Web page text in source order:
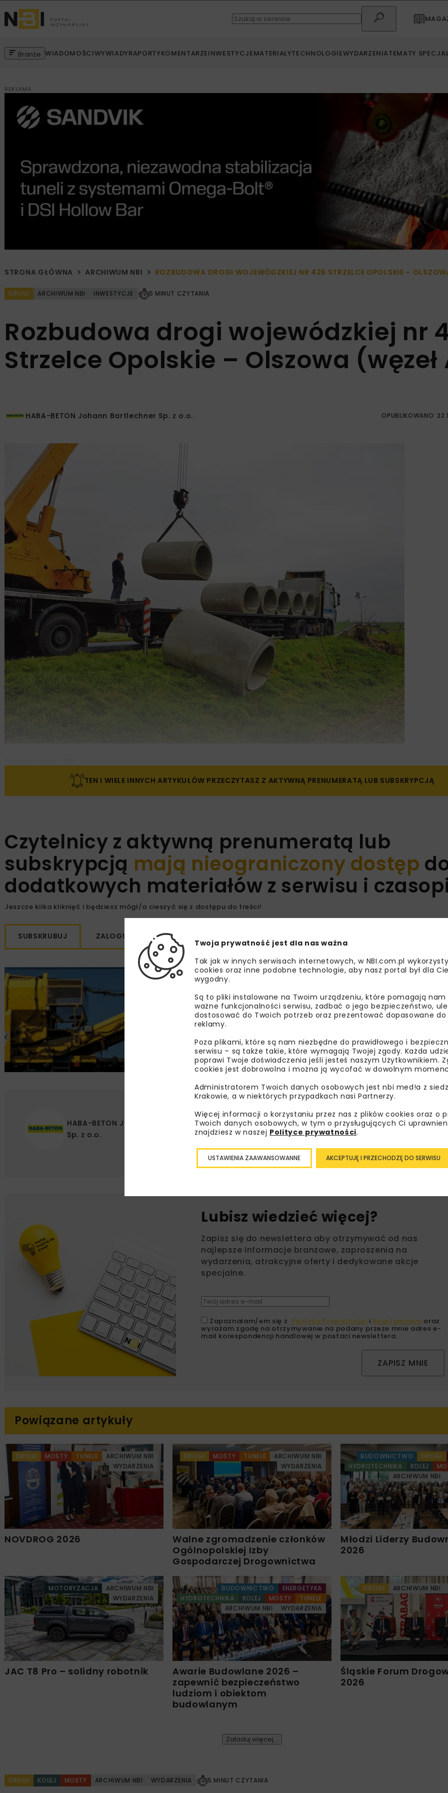
Branże WIADOMOŚCIWYWIADYRAPORTYKOMENTARZEINWESTYCJEMATERIAŁYTECHNOLOGIEWYDARZENIATEMATY
REKLAMA
STRONA GŁÓWNA ARCHIWUM NBI ROZBUDOWA DROGI WOJEWÓDZKIEJ NR 426 STRZELCE OPOLSKIE –
DROGI ARCHIWUM NBI INWESTYCJE 5 MINUT CZYTANIA
Rozbudowa drogi wojewódzkiej nr
Strzelce Opolskie – Olszowa (węzeł
HABA-BETON Johann Bartlechner Sp. z o.o. OPUBLIKOWANO:
TEN I WIELE INNYCH ARTYKUŁÓW PRZECZYTASZ Z AKTYWNĄ PRENUMERATĄ LUB SUBSKRYPCJĄ
Czytelnicy z aktywną prenumeratą lub
subskrypcją mają nieograniczony dostęp
dodatkowych materiałów z serwisu i
Jeszcze kilka kliknięć i będziesz mógł/a cieszyć się z dostępu do treści!
SUBSKRUBUJ ZALOGUJ SIĘ
HABA-BETON Johann Bartlechner
Sp. z o.o.
BETON HABA-BETON JOHANN BARTLECHNER SP. Z
PREFABRYKATY
Lubisz wiedzieć więcej?
Zapisz się do newslettera aby otrzymywać od nas
najlepsze informacje branżowe, zaproszenia na
wydarzenia, atrakcyjne oferty i dedykowane akcje
specjalne.
Zapoznałam/em się z Polityką Prywatności i Regulaminem oraz
wyrażam zgodę na otrzymywanie na podany przeze mnie adres e-
mail korespondencji handlowej w postaci newslettera.
ZAPISZ MNIE
Powiązane artykuły
DROGI MOSTY TUNELE
ARCHIWUM NBI
WYDARZENIA
NOVDROG 2026
DROGI MOSTY TUNELE
ARCHIWUM NBI
WYDARZENIA
Walne zgromadzenie członków
Ogólnopolskiej Izby
Gospodarczej Drogownictwa
BUDOWNICTWO DROGI
HYDROTECHNIKA
KOLEJ
ARCHIWUM NBI
Młodzi Liderzy
2026
MOTORYZACJA
ARCHIWUM NBI
WYDARZENIA
JAC T8 Pro – solidny robotnik
BUDOWNICTWO
ENERGETYKA
HYDROTECHNIKA
KOLEJ MOSTY
TUNELE
ARCHIWUM NBI
WYDARZENIA
Awarie Budowlane 2026 –
zapewnić bezpieczeństwo
ludziom i obiektom
budowlanym
DROGI ARCHIWUM NBI
Śląskie Forum
2026
Załaduj więcej...
DROGI KOLEJ MOSTY ARCHIWUM NBI WYDARZENIA 5 MINUT CZYTANIA
Twoja prywatność jest dla nas ważna
Tak jak w innych serwisach internetowych, w NBI.com.pl
cookies oraz inne podobne technologie, aby nasz portal był dla
wygodny.
Są to pliki instalowane na Twoim urządzeniu, które pomagają nam
ważne funkcjonalności serwisu, zadbać o jego bezpieczeństwo,
dostosować do Twoich potrzeb oraz prezentować dopasowane
reklamy.
Poza plikami, które są nam niezbędne do prawidłowego i
serwisu – są także takie, które wymagają Twojej zgody. Każda
poprawi Twoje doświadczenia jeśli jesteś naszym Użytkownikiem.
cookies jest dobrowolna i można ją wycofać w dowolnym
Administratorem Twoich danych osobowych jest nbi med!a z
Krakowie, a w niektórych przypadkach nasi Partnerzy.
Więcej informacji o korzystaniu przez nas z plików cookies oraz o
Twoich danych osobowych, w tym o przysługujących Ci
znajdziesz w naszej Polityce prywatności.
AKCEPTUJĘ I PRZECHODZĘ DO SERWISU
USTAWIENIA ZAAWANSOWANNE